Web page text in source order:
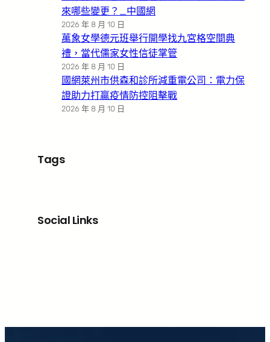
來哪些變更？_中國網
2026 年 8 月 10 日
萬象女學德元班舉行開學找九宮格空間典
禮，當代儒家女性信徒掌管
2026 年 8 月 10 日
國網萊州市供森和診所減重電公司：電力保
證助力打贏疫情防控阻擊戰
2026 年 8 月 10 日
Tags
Social Links